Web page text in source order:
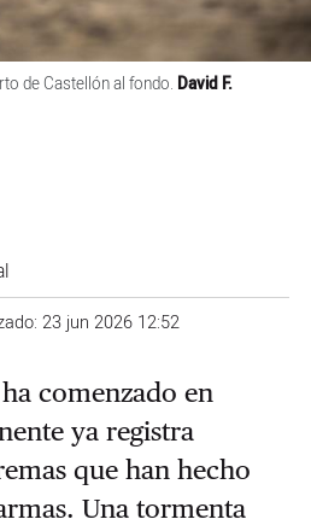
de Castellón al fondo. David F.
23 jun 2026 12:52
comenzado en
ya registra
que han hecho
Una tormenta